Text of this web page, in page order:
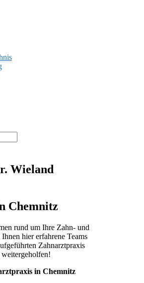
Wieland
Chemnitz
rund um Ihre Zahn- und
hier erfahrene Teams
Zahnarztpraxis
in Chemnitz